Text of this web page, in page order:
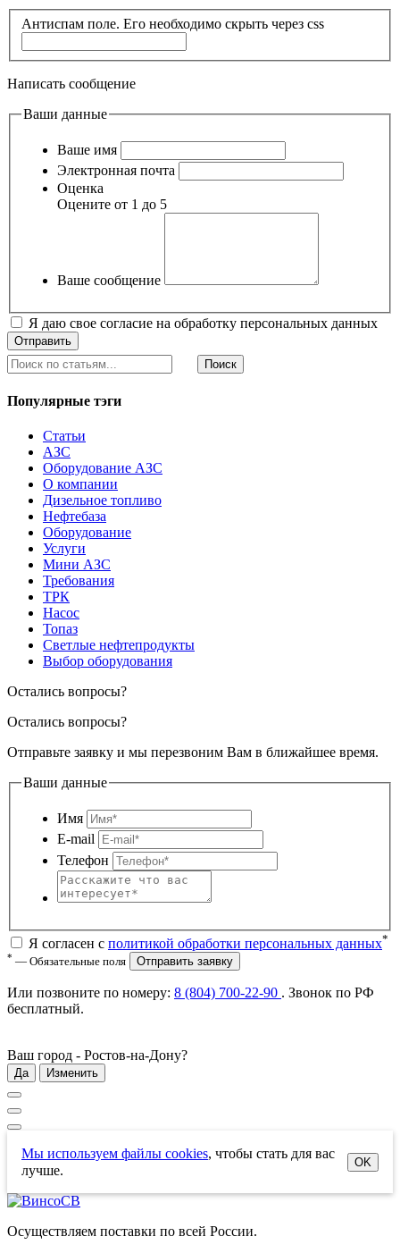
Антиспам поле. Его необходимо скрыть через css
Написать сообщение
Ваши данные
Ваше имя
Электронная почта
Оценка
Оцените от 1 до 5
Ваше сообщение
Я даю свое согласие на обработку персональных данных
Поиск
Популярные тэги
Статьи
АЗС
Оборудование АЗС
О компании
Дизельное топливо
Нефтебаза
Оборудование
Услуги
Мини АЗС
Требования
ТРК
Насос
Топаз
Светлые нефтепродукты
Выбор оборудования
Остались вопросы?
Остались вопросы?
Отправьте заявку и мы перезвоним Вам в ближайшее время.
Ваши данные
Имя
E-mail
Телефон
Я согласен с политикой обработки персональных данных*
* — Обязательные поля Отправить заявку
Или позвоните по номеру: 8 (804) 700-22-90 . Звонок по РФ
бесплатный.
Ваш город - Ростов-на-Дону?
Да Изменить
Мы используем файлы cookies, чтобы стать для вас
лучше.
OK
Осуществляем поставки по всей России.